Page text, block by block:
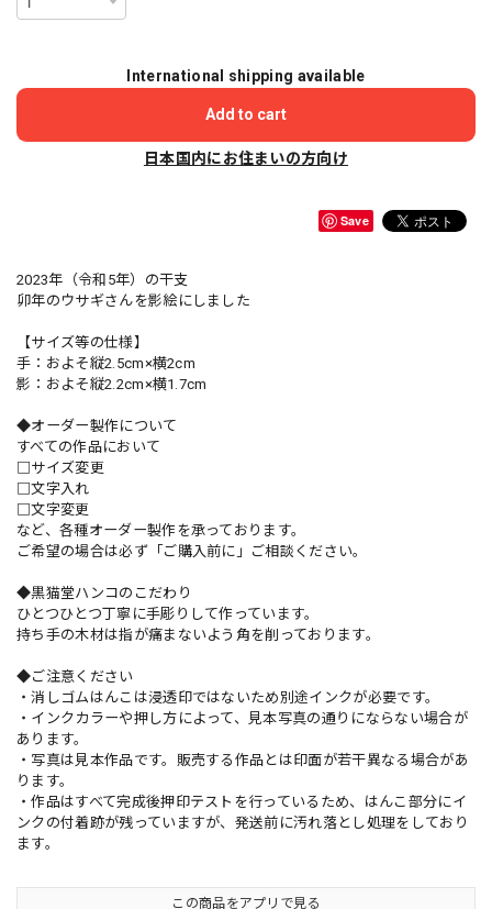
International shipping available
Add to cart
日本国内にお住まいの方向け
Save
2023年（令和5年）の干支
卯年のウサギさんを影絵にしました
【サイズ等の仕様】
手：およそ縦2.5cm×横2cm
影：およそ縦2.2cm×横1.7cm
◆オーダー製作について
すべての作品において
□サイズ変更
□文字入れ
□文字変更
など、各種オーダー製作を承っております。
ご希望の場合は必ず「ご購入前に」ご相談ください。
◆黒猫堂ハンコのこだわり
ひとつひとつ丁寧に手彫りして作っています。
持ち手の木材は指が痛まないよう角を削っております。
◆ご注意ください
・消しゴムはんこは浸透印ではないため別途インクが必要です。
・インクカラーや押し方によって、見本写真の通りにならない場合が
あります。
・写真は見本作品です。販売する作品とは印面が若干異なる場合があ
ります。
・作品はすべて完成後押印テストを行っているため、はんこ部分にイ
ンクの付着跡が残っていますが、発送前に汚れ落とし処理をしており
ます。
この商品をアプリで見る